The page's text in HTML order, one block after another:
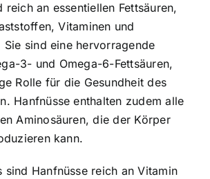
reich an essentiellen Fettsäuren,
Vitaminen und
Sie sind eine hervorragende
3- und Omega-6-Fettsäuren,
Rolle für die Gesundheit des
Hanfnüsse enthalten zudem alle
Aminosäuren, die der Körper
kann.
sind Hanfnüsse reich an Vitamin